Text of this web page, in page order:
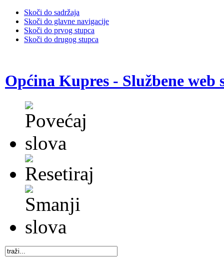
Skoči do sadržaja
Skoči do glavne navigacije
Skoči do prvog stupca
Skoči do drugog stupca
Općina Kupres - Službene web